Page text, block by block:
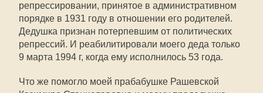
репрессировании, принятое в административном
порядке в 1931 году в отношении его родителей.
Дедушка признан потерпевшим от политических
репрессий. И реабилитировали моего деда только
9 марта 1994 г, когда ему исполнилось 53 года.
Что же помогло моей прабабушке Рашевской